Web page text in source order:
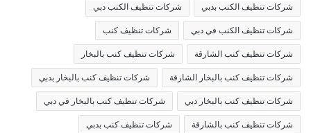
شركات تنظيف الكنب بدبي شركات تنظيف الكنب دبي
شركات تنظيف الكنب في دبي شركات تنظيف كنب
شركات تنظيف كنب الشارقة شركات تنظيف كنب بالبخار
شركات تنظيف كنب بالبخار الشارقة شركات تنظيف كنب بالبخار بدبي
شركات تنظيف كنب بالبخار دبي شركات تنظيف كنب بالبخار في دبي
شركات تنظيف كنب بالشارقة شركات تنظيف كنب بدبي